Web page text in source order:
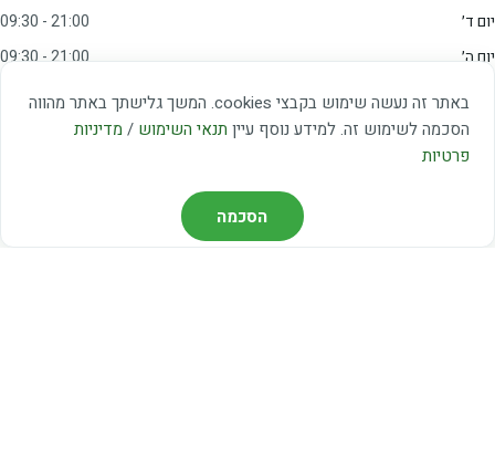
באתר זה נעשה שימוש בקבצי cookies. המשך גלישתך באתר מהווה
הסכמה לשימוש זה. למידע נוסף עיין תנאי השימוש / מדיניות
פרטיות
הסכמה
יום ד׳
09:30 - 21:00
יום ה׳
09:30 - 21:00
09:00 - 15:00
שבת
20:00 - 23:00